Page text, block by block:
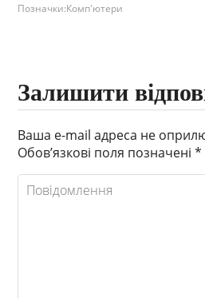
Позначки:Комп'ютери
Залишити
Ваша e-mail адреса не
Обов’язкові поля позначені*